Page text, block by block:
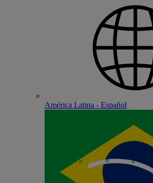
América Latina - Español